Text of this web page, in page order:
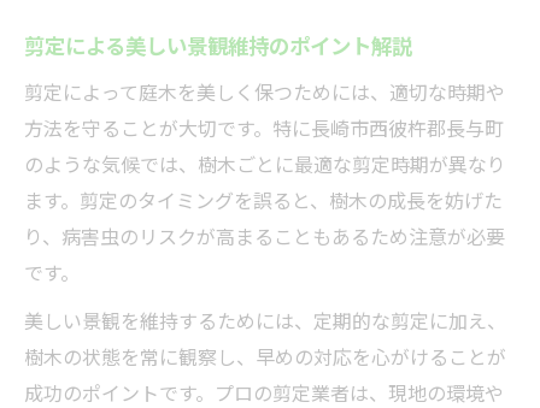
法
プロが実践する剪定の美観アップテクニッ
ク
剪定で庭木の形と健康を両立させるコツ
丁寧な剪定が生む仕上がりの違いを比較
庭木の健康維持に欠かせない剪定の意味
剪定が庭木の健康維持に与える重要な役割
剪定による美しい景観維持のポイント解説
剪定によって庭木を美しく保つためには、適切な時期や
方法を守ることが大切です。特に長崎市西彼杵郡長与町
のような気候では、樹木ごとに最適な剪定時期が異なり
ます。剪定のタイミングを誤ると、樹木の成長を妨げた
り、病害虫のリスクが高まることもあるため注意が必要
です。
美しい景観を維持するためには、定期的な剪定に加え、
樹木の状態を常に観察し、早めの対応を心がけることが
成功のポイントです。プロの剪定業者は、現地の環境や